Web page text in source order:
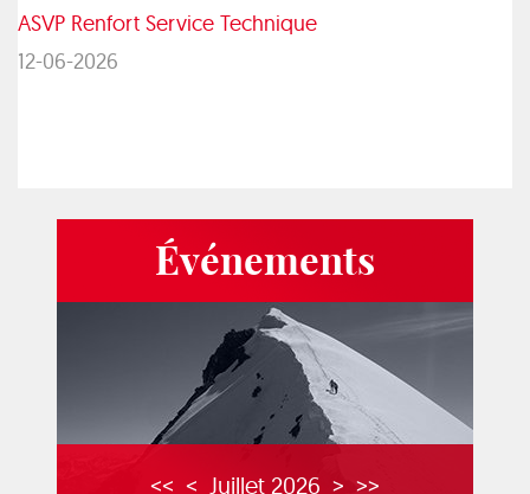
ASVP Renfort Service Technique
12-06-2026
Événements
<< < Juillet 2026 > >>